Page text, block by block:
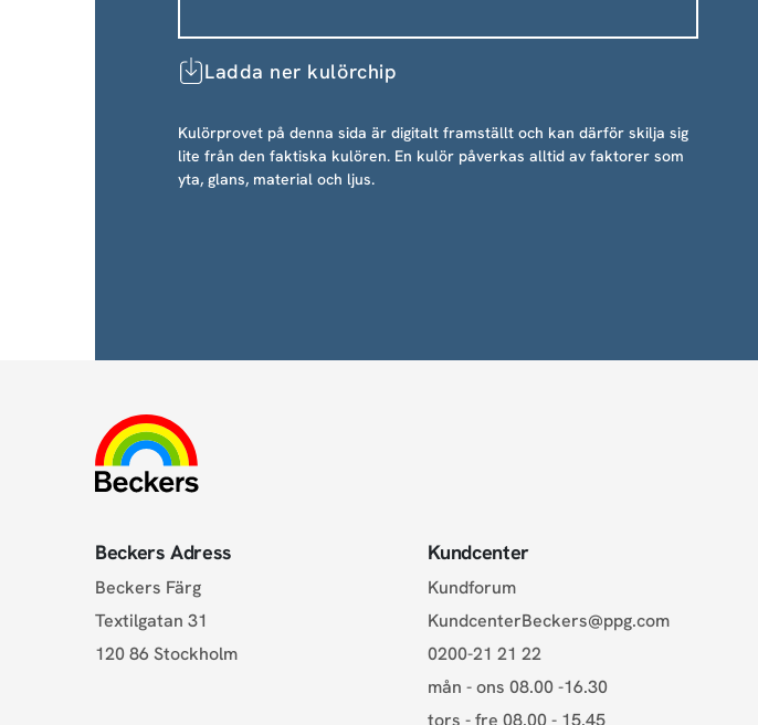
Ladda ner kulörchip
Kulörprovet på denna sida är digitalt framställt och kan därför skilja sig
lite från den faktiska kulören. En kulör påverkas alltid av faktorer som
yta, glans, material och ljus.
Beckers Adress
Beckers Färg
Textilgatan 31
120 86 Stockholm
Kundcenter
Kundforum
KundcenterBeckers@ppg.com
0200-21 21 22
mån - ons 08.00 -16.30
tors - fre 08.00 - 15.45